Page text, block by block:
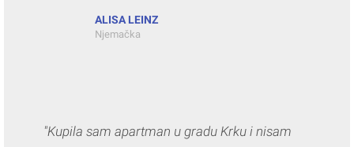
ALISA LEINZ
Njemačka
"Kupila sam apartman u gradu Krku i nisam